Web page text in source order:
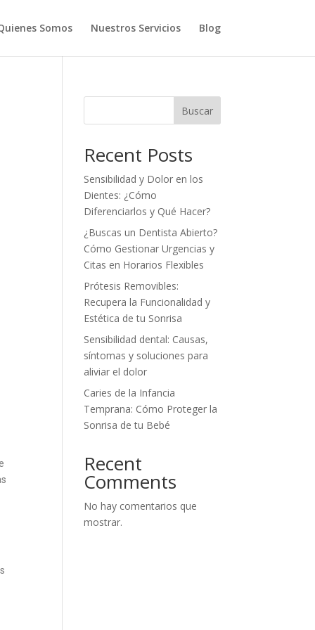
Somos Nuestros Servicios Blog
Buscar
Recent Posts
Sensibilidad y Dolor en los
Dientes: ¿Cómo
Diferenciarlos y Qué Hacer?
¿Buscas un Dentista Abierto?
Cómo Gestionar Urgencias y
Citas en Horarios Flexibles
Prótesis Removibles:
Recupera la Funcionalidad y
Estética de tu Sonrisa
Sensibilidad dental: Causas,
síntomas y soluciones para
aliviar el dolor
Caries de la Infancia
Temprana: Cómo Proteger la
Sonrisa de tu Bebé
Recent
Comments
No hay comentarios que
mostrar.